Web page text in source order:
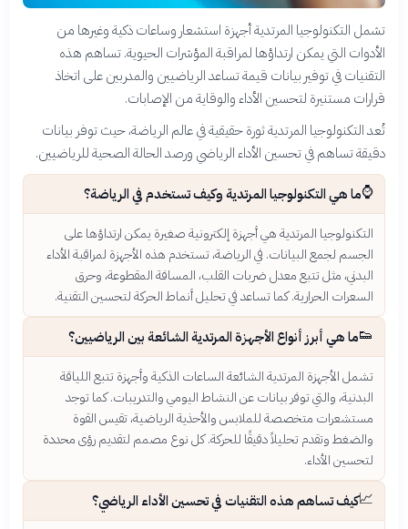
تشمل التكنولوجيا المرتدية أجهزة استشعار وساعات ذكية وغيرها من
الأدوات التي يمكن ارتداؤها لمراقبة المؤشرات الحيوية. تساهم هذه
التقنيات في توفير بيانات قيمة تساعد الرياضيين والمدربين على اتخاذ
قرارات مستنيرة لتحسين الأداء والوقاية من الإصابات.
تُعد التكنولوجيا المرتدية ثورة حقيقية في عالم الرياضة، حيث توفر بيانات
دقيقة تساهم في تحسين الأداء الرياضي ورصد الحالة الصحية للرياضيين.
⌚ما هي التكنولوجيا المرتدية وكيف تستخدم في الرياضة؟
التكنولوجيا المرتدية هي أجهزة إلكترونية صغيرة يمكن ارتداؤها على
الجسم لجمع البيانات. في الرياضة، تستخدم هذه الأجهزة لمراقبة الأداء
البدني، مثل تتبع معدل ضربات القلب، المسافة المقطوعة، وحرق
السعرات الحرارية. كما تساعد في تحليل أنماط الحركة لتحسين التقنية.
👟ما هي أبرز أنواع الأجهزة المرتدية الشائعة بين الرياضيين؟
تشمل الأجهزة المرتدية الشائعة الساعات الذكية وأجهزة تتبع اللياقة
البدنية، والتي توفر بيانات عن النشاط اليومي والتدريبات. كما توجد
مستشعرات متخصصة للملابس والأحذية الرياضية، تقيس القوة
والضغط وتقدم تحليلاً دقيقًا للحركة. كل نوع مصمم لتقديم رؤى محددة
لتحسين الأداء.
📈كيف تساهم هذه التقنيات في تحسين الأداء الرياضي؟